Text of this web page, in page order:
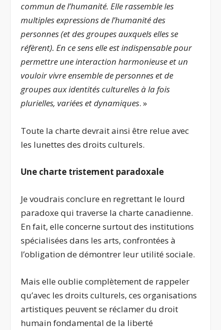
commun de l’humanité. Elle rassemble les
multiples expressions de l’humanité des
personnes (et des groupes auxquels elles se
réfèrent). En ce sens elle est indispensable pour
permettre une interaction harmonieuse et un
vouloir vivre ensemble de personnes et de
groupes aux identités culturelles à la fois
plurielles, variées et dynamiques. »
Toute la charte devrait ainsi être relue avec
les lunettes des droits culturels.
Une charte tristement paradoxale
Je voudrais conclure en regrettant le lourd
paradoxe qui traverse la charte canadienne.
En fait, elle concerne surtout des institutions
spécialisées dans les arts, confrontées à
l’obligation de démontrer leur utilité sociale.
Mais elle oublie complètement de rappeler
qu’avec les droits culturels, ces organisations
artistiques peuvent se réclamer du droit
humain fondamental de la liberté